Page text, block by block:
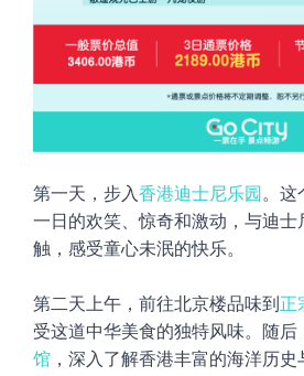
第一天，步入香港迪士尼乐园 。这
一日的欢笑、惊奇和激动，与迪士
触，感受童心未泯的快乐。
第二天上午，前往北京楼品味到 正
受这道中华美食的独特风味。随后
馆 ，深入了解香港丰富的海洋历